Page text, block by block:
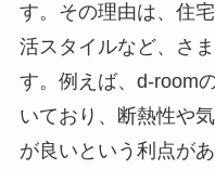
す。その理由は、住
活スタイルなど、さ
す。例えば、d-room
いており、断熱性や
が良いという利点が